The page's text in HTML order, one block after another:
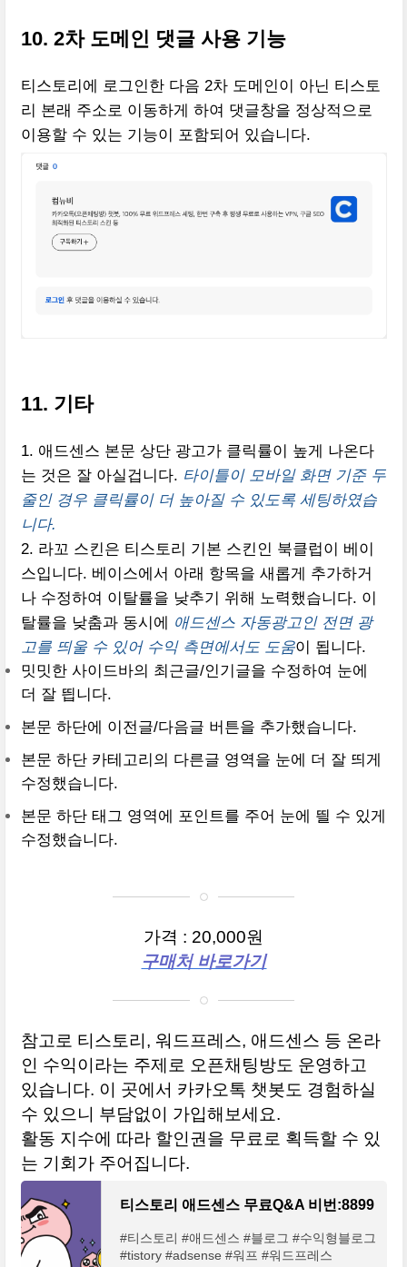
10. 2차 도메인 댓글 사용 기능
티스토리에 로그인한 다음 2차 도메인이 아닌 티스토
리 본래 주소로 이동하게 하여 댓글창을 정상적으로
이용할 수 있는 기능이 포함되어 있습니다.
11. 기타
1. 애드센스 본문 상단 광고가 클릭률이 높게 나온다
는 것은 잘 아실겁니다. 타이틀이 모바일 화면 기준 두
줄인 경우 클릭률이 더 높아질 수 있도록 세팅하였습
니다.
2. 라꼬 스킨은 티스토리 기본 스킨인 북클럽이 베이
스입니다. 베이스에서 아래 항목을 새롭게 추가하거
나 수정하여 이탈률을 낮추기 위해 노력했습니다. 이
탈률을 낮춤과 동시에
애드센스 자동광고인 전면 광
고를 띄울 수 있어 수익 측면에서도 도움이 됩니다.
밋밋한 사이드바의 최근글/인기글을 수정하여 눈에
더 잘 띕니다.
본문 하단에 이전글/다음글 버튼을 추가했습니다.
본문 하단 카테고리의 다른글 영역을 눈에 더 잘 띄게
수정했습니다.
본문 하단 태그 영역에 포인트를 주어 눈에 띌 수 있게
수정했습니다.
가격 : 20,000원
구매처 바로가기
참고로 티스토리, 워드프레스, 애드센스 등 온라
인 수익이라는 주제로 오픈채팅방도 운영하고
있습니다. 이 곳에서 카카오톡 챗봇도 경험하실
수 있으니 부담없이 가입해보세요.
활동 지수에 따라 할인권을 무료로 획득할 수 있
는 기회가 주어집니다.
티스토리 애드센스 무료Q&A 비번:8899
#티스토리 #애드센스 #블로그 #수익형블로그
#tistory #adsense #워프 #워드프레스